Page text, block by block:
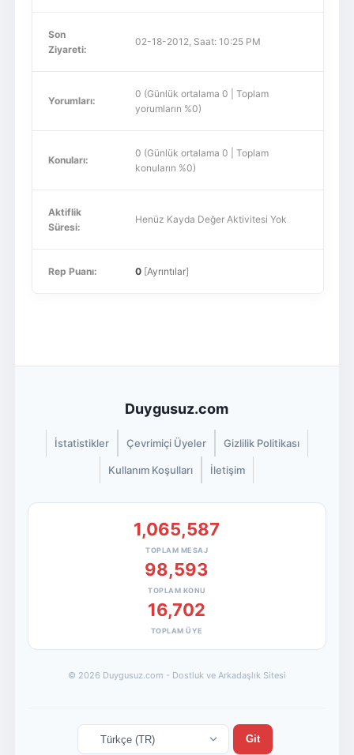
Son
Ziyareti:
02-18-2012, Saat: 10:25 PM
Yorumları:
0 (Günlük ortalama 0 | Toplam
yorumların %0)
Konuları:
0 (Günlük ortalama 0 | Toplam
konuların %0)
Aktiflik
Süresi:
Henüz Kayda Değer Aktivitesi Yok
Rep Puanı: 0[Ayrıntılar]
Duygusuz.com
İstatistikler Çevrimiçi Üyeler Gizlilik Politikası
Kullanım Koşulları İletişim
1,065,587
TOPLAM MESAJ
98,593
TOPLAM KONU
16,702
TOPLAM ÜYE
© 2026 Duygusuz.com - Dostluk ve Arkadaşlık Sitesi